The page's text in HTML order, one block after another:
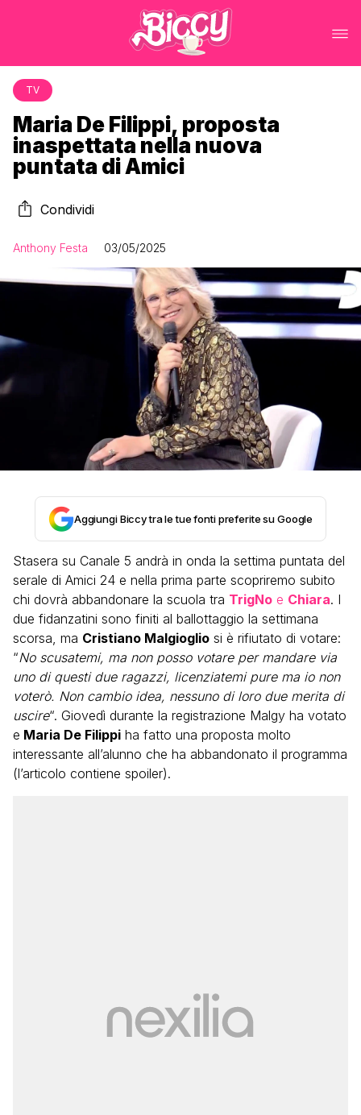
TV
Maria De Filippi, proposta
inaspettata nella nuova
puntata di Amici
Condividi
Anthony Festa 03/05/2025
Aggiungi Biccy tra le tue fonti preferite su Google
Stasera su Canale 5 andrà in onda la settima puntata del
serale di Amici 24 e nella prima parte scopriremo subito
chi dovrà abbandonare la scuola tra TrigNo e Chiara. I
due fidanzatini sono finiti al ballottaggio la settimana
scorsa, ma Cristiano Malgioglio si è rifiutato di votare:
“No scusatemi, ma non posso votare per mandare via
uno di questi due ragazzi, licenziatemi pure ma io non
voterò. Non cambio idea, nessuno di loro due merita di
uscire“. Giovedì durante la registrazione Malgy ha votato
e Maria De Filippi ha fatto una proposta molto
interessante all’alunno che ha abbandonato il programma
(l’articolo contiene spoiler).